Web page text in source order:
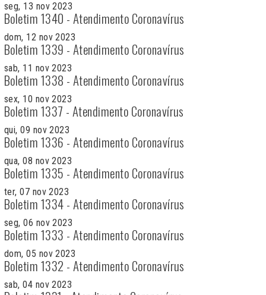
seg, 13 nov 2023
Boletim 1340 - Atendimento Coronavírus
dom, 12 nov 2023
Boletim 1339 - Atendimento Coronavírus
sab, 11 nov 2023
Boletim 1338 - Atendimento Coronavírus
sex, 10 nov 2023
Boletim 1337 - Atendimento Coronavírus
qui, 09 nov 2023
Boletim 1336 - Atendimento Coronavírus
qua, 08 nov 2023
Boletim 1335 - Atendimento Coronavírus
ter, 07 nov 2023
Boletim 1334 - Atendimento Coronavírus
seg, 06 nov 2023
Boletim 1333 - Atendimento Coronavírus
dom, 05 nov 2023
Boletim 1332 - Atendimento Coronavírus
sab, 04 nov 2023